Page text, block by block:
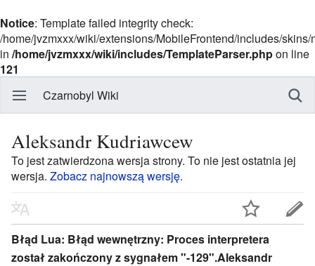
Notice: Template failed integrity check:
/home/jvzmxxx/wiki/extensions/MobileFrontend/includes/
in /home/jvzmxxx/wiki/includes/TemplateParser.phpon line
121
Czarnobyl Wiki
Aleksandr Kudriawcew
To jest zatwierdzona wersja strony. To nie jest ostatnia jej
wersja. Zobacz najnowszą wersję.
Błąd Lua: Błąd wewnętrzny: Proces interpretera
został zakończony z sygnałem "-129".Aleksandr